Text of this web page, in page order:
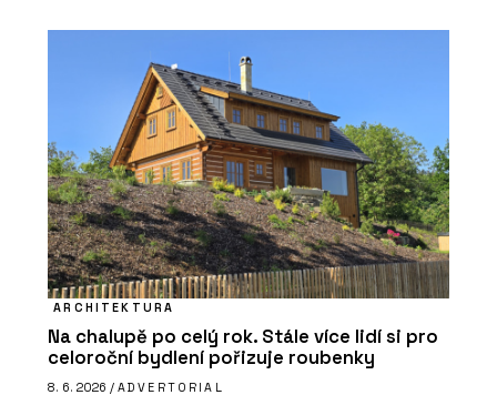
ARCHITEKTURA
Na chalupě po celý rok. Stále více lidí si pro
celoroční bydlení pořizuje roubenky
8. 6. 2026 / ADVERTORIAL